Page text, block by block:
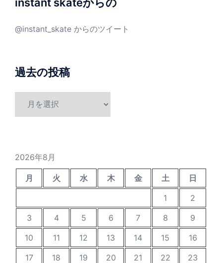
@instant_skate からのツイート
過去の投稿
2026年8月
月 火 水 木 金 土
日
1
2
3
4 5 6 7 8
9
10
11 12 13 14 15
16
17
18 19 20 21 22
23